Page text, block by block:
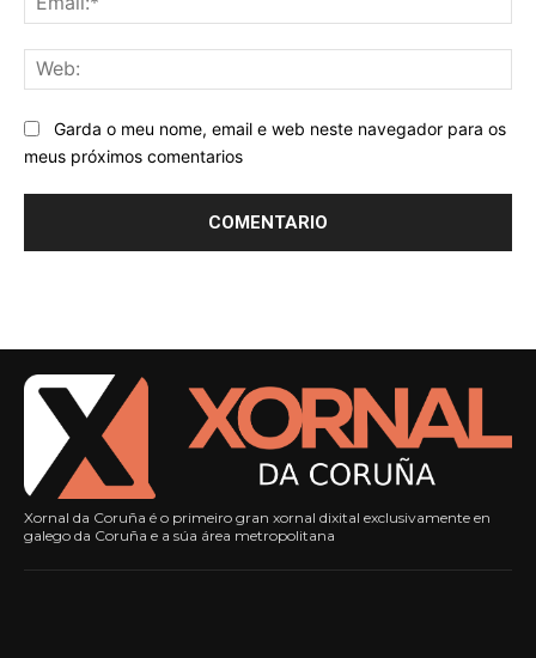
Garda o meu nome, email e web neste navegador para os
meus próximos comentarios
Xornal da Coruña é o primeiro gran xornal dixital exclusivamente en
galego da Coruña e a súa área metropolitana